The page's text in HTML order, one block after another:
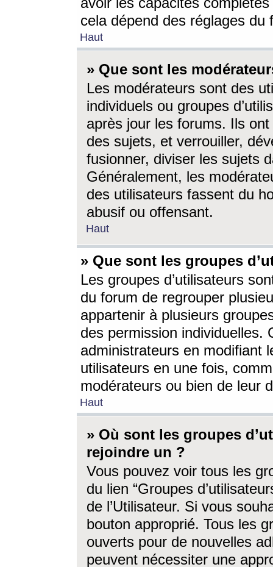
cela dépend des réglages du
Haut
» Que sont les
Les modérateurs sont des
individuels ou groupes
après jour les forums. Ils ont
des sujets, et verrouiller,
fusionner, diviser les sujets
Généralement, les
des utilisateurs fassent du
abusif ou offensant.
Haut
» Que sont les groupes
Les groupes d’utilisateurs
du forum de regrouper
appartenir à plusieurs
des permission individuelles.
administrateurs en modifiant
utilisateurs en une fois,
modérateurs ou bien de leur
Haut
» Où sont les groupes
rejoindre un ?
Vous pouvez voir tous les
du lien “Groupes
de l’Utilisateur. Si vous
bouton approprié. Tous les
ouverts pour de nouvelles
peuvent nécessiter une